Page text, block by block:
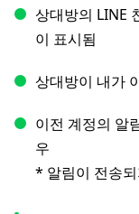
상대방의 LINE
이 표시됨
상대방이 내가
이전 계정의 알
우
* 알림이 전송